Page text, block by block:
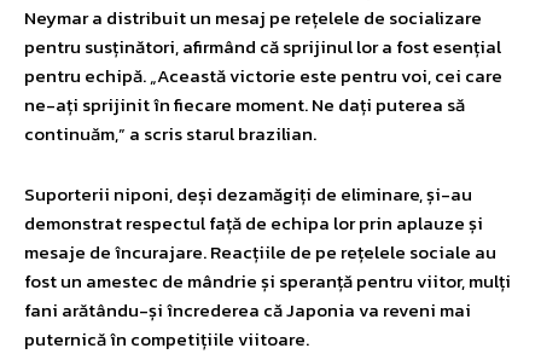
Neymar a distribuit un mesaj pe rețelele de socializare
pentru susținători, afirmând că sprijinul lor a fost esențial
pentru echipă. „Această victorie este pentru voi, cei care
ne-ați sprijinit în fiecare moment. Ne dați puterea să
continuăm,” a scris starul brazilian.
Suporterii niponi, deși dezamăgiți de eliminare, și-au
demonstrat respectul față de echipa lor prin aplauze și
mesaje de încurajare. Reacțiile de pe rețelele sociale au
fost un amestec de mândrie și speranță pentru viitor, mulți
fani arătându-și încrederea că Japonia va reveni mai
puternică în competițiile viitoare.